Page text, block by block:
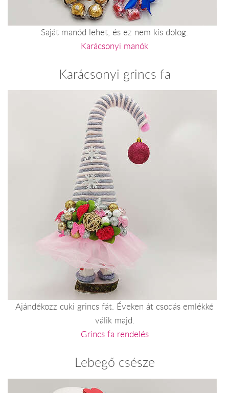
Saját manód lehet, és ez nem kis dolog.
Karácsonyi manók
Karácsonyi grincs fa
Ajándékozz cuki grincs fát. Éveken át csodás emlékké
válik majd.
Grincs fa rendelés
Lebegő csésze